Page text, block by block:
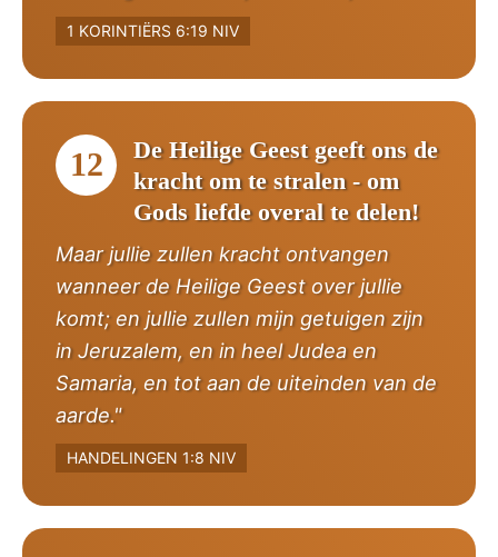
1 KORINTIËRS 6:19 NIV
12
De Heilige Geest geeft ons de
kracht om te stralen - om
Gods liefde overal te delen!
Maar jullie zullen kracht ontvangen
wanneer de Heilige Geest over jullie
komt; en jullie zullen mijn getuigen zijn
in Jeruzalem, en in heel Judea en
Samaria, en tot aan de uiteinden van de
aarde."
HANDELINGEN 1:8 NIV